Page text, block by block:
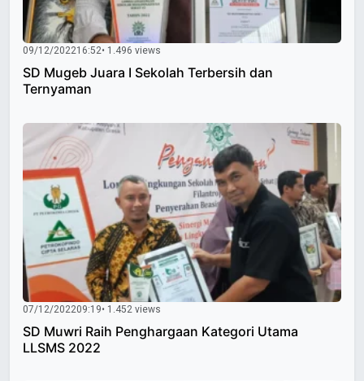
09/12/202216:52• 1.496 views
SD Mugeb Juara I Sekolah Terbersih dan
Ternyaman
07/12/202209:19• 1.452 views
SD Muwri Raih Penghargaan Kategori Utama
LLSMS 2022